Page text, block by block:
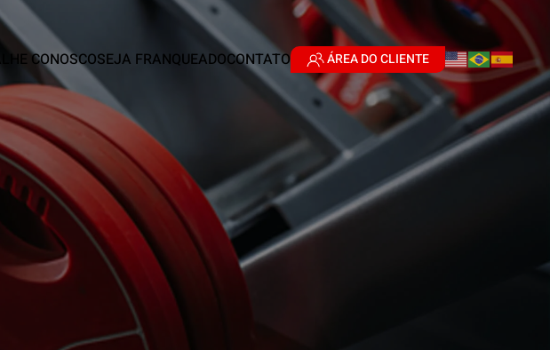
CONOSCOSEJA FRANQUEADOCONTATO ÁREA DO CLIENTE